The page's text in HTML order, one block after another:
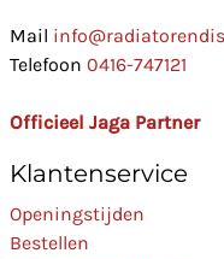
Mail
Telefoon 0416-747121
Officieel Jaga Partner
Klantenservice
Openingstijden
Bestellen